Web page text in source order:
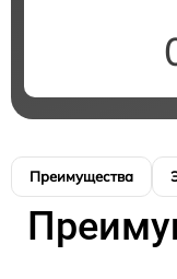
Преимущества